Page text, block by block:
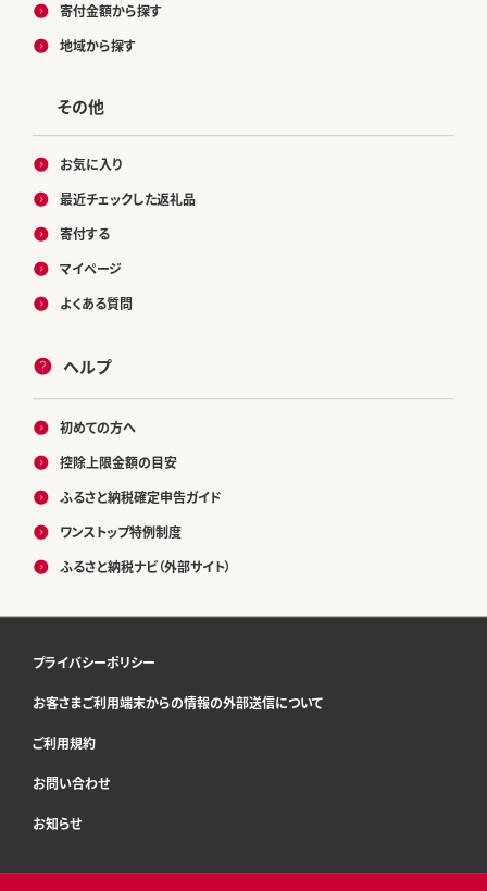
寄付金額から探す
地域から探す
その他
お気に入り
最近チェックした返礼品
寄付する
マイページ
よくある質問
ヘルプ
初めての方へ
控除上限金額の目安
ふるさと納税確定申告ガイド
ワンストップ特例制度
ふるさと納税ナビ（外部サイト）
プライバシーポリシー
お客さまご利用端末からの情報の外部送信について
ご利用規約
お問い合わせ
お知らせ